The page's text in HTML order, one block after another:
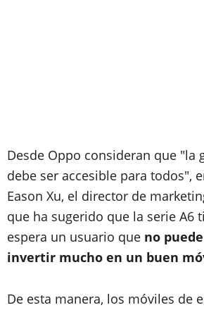
Desde Oppo consideran que "la
debe ser accesible para todos",
Eason Xu, el director de
que ha sugerido que la serie A6
espera un usuario que no
invertir mucho en un buen
De esta manera, los móviles de